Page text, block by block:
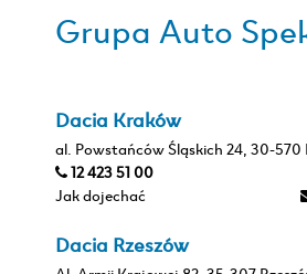
Grupa Auto
Dacia Kraków
al. Powstańców Śląskich 24, 30-
12 423 51 00
Jak dojechać
Dacia Rzeszów